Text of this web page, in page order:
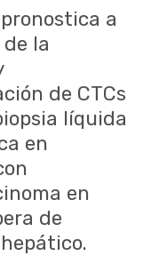
a
la
de CTCs
líquida
en
en
de